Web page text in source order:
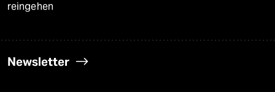
reingehen
Newsletter